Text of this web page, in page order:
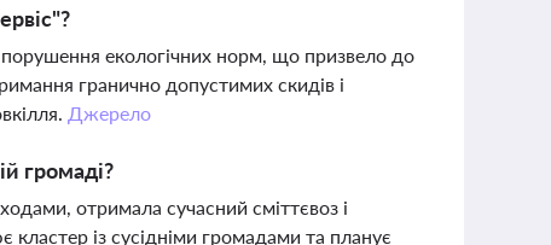
екологічних норм, що призвело до
гранично допустимих скидів і
Джерело
громаді?
отримала сучасний сміттєвоз і
із сусідніми громадами та планує